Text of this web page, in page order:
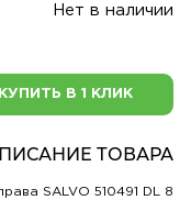
Нет в наличии
КУПИТЬ В 1 КЛИК
ТОВАРА
SALVO 510491 DL 8